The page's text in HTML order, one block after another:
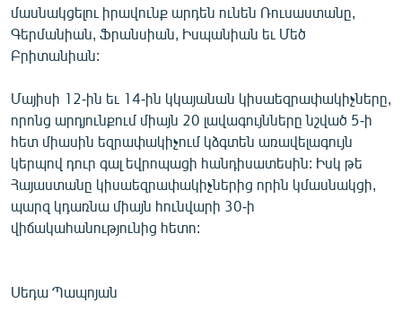
Русский
ՀԵՏԵՎԵՔ ՄԵԶ
«Ազատության» բոլոր կայքերը
մասնակցելու իրավունք արդեն ունեն Ռուսաստանը,
Գերմանիան, Ֆրանսիան, Իսպանիան եւ Մեծ
Բրիտանիան:
Մայիսի 12-ին եւ 14-ին կկայանան կիսաեզրափակիչները,
որոնց արդյունքում միայն 20 լավագույնները նշված 5-ի
հետ միասին եզրափակիչում կձգտեն առավելագույն
կերպով դուր գալ եվրոպացի հանդիսատեսին: Իսկ թե
Հայաստանը կիսաեզրափակիչներից որին կմասնակցի,
պարզ կդառնա միայն հունվարի 30-ի
վիճակահանությունից հետո:
Սեդա Պապոյան